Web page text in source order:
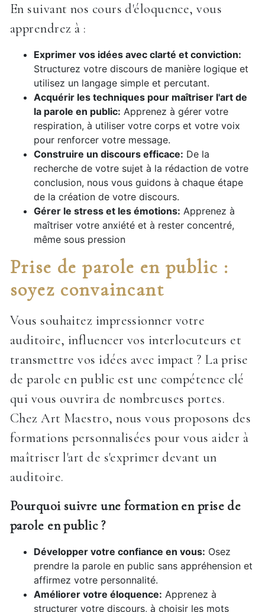
En suivant nos cours d'éloquence, vous
apprendrez à :
Exprimer vos idées avec clarté et conviction:
Structurez votre discours de manière logique et
utilisez un langage simple et percutant.
Acquérir les techniques pour maîtriser l'art de
la parole en public: Apprenez à gérer votre
respiration, à utiliser votre corps et votre voix
pour renforcer votre message.
Construire un discours efficace: De la
recherche de votre sujet à la rédaction de votre
conclusion, nous vous guidons à chaque étape
de la création de votre discours.
Gérer le stress et les émotions: Apprenez à
maîtriser votre anxiété et à rester concentré,
même sous pression
Prise de parole en public :
soyez convaincant
Vous souhaitez impressionner votre
auditoire, influencer vos interlocuteurs et
transmettre vos idées avec impact ? La prise
de parole en public est une compétence clé
qui vous ouvrira de nombreuses portes.
Chez Art Maestro, nous vous proposons des
formations personnalisées pour vous aider à
maîtriser l'art de s'exprimer devant un
auditoire.
Pourquoi suivre une formation en prise de
parole en public ?
Développer votre confiance en vous: Osez
prendre la parole en public sans appréhension et
affirmez votre personnalité.
Améliorer votre éloquence: Apprenez à
structurer votre discours, à choisir les mots